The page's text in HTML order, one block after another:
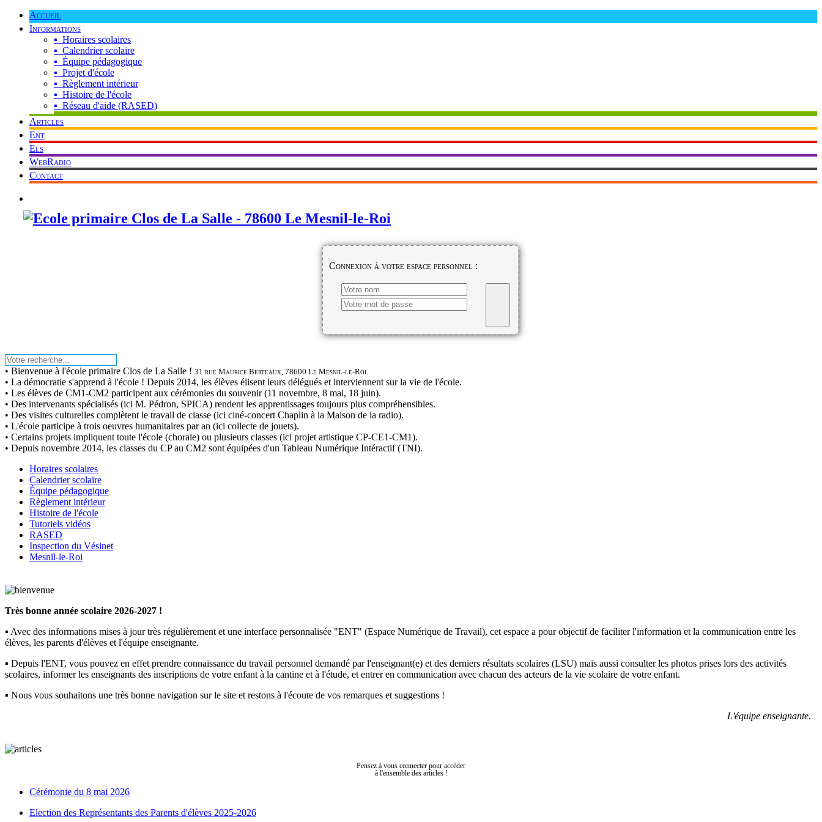
Accueil
Informations
▪ Horaires scolaires
▪ Calendrier scolaire
▪ Équipe pédagogique
▪ Projet d'école
▪ Règlement intérieur
▪ Histoire de l'école
▪ Réseau d'aide (RASED)
Articles
Ent
Els
WebRadio
Contact
Connexion à votre espace personnel :
• Bienvenue à l'école primaire Clos de La Salle ! 31 rue Maurice Berteaux, 78600 Le Mesnil-le-Roi.
• La démocratie s'apprend à l'école ! Depuis 2014, les élèves élisent leurs délégués et interviennent sur la vie de l'école.
• Les élèves de CM1-CM2 participent aux cérémonies du souvenir (11 novembre, 8 mai, 18 juin).
• Des intervenants spécialisés (ici M. Pédron, SPICA) rendent les apprentissages toujours plus compréhensibles.
• Des visites culturelles complètent le travail de classe (ici ciné-concert Chaplin à la Maison de la radio).
• L'école participe à trois oeuvres humanitaires par an (ici collecte de jouets).
• Certains projets impliquent toute l'école (chorale) ou plusieurs classes (ici projet artistique CP-CE1-CM1).
• Depuis novembre 2014, les classes du CP au CM2 sont équipées d'un Tableau Numérique Intéractif (TNI).
Horaires scolaires
Calendrier scolaire
Équipe pédagogique
Règlement intérieur
Histoire de l'école
Tutoriels vidéos
RASED
Inspection du Vésinet
Mesnil-le-Roi
Très bonne année scolaire 2026-2027 !
▪ Avec des informations mises à jour très régulièrement et une interface personnalisée "ENT" (Espace Numérique de Travail), cet espace a pour objectif de faciliter l'information et la communication entre les
élèves, les parents d'élèves et l'équipe enseignante.
▪ Depuis l'ENT, vous pouvez en effet prendre connaissance du travail personnel demandé par l'enseignant(e) et des derniers résultats scolaires (LSU) mais aussi consulter les photos prises lors des activités
scolaires, informer les enseignants des inscriptions de votre enfant à la cantine et à l'étude, et entrer en communication avec chacun des acteurs de la vie scolaire de votre enfant.
▪ Nous vous souhaitons une très bonne navigation sur le site et restons à l'écoute de vos remarques et suggestions !
L'équipe enseignante.
Pensez à vous connecter pour accéder
à l'ensemble des articles !
Cérémonie du 8 mai 2026
Election des Représentants des Parents d'élèves 2025-2026